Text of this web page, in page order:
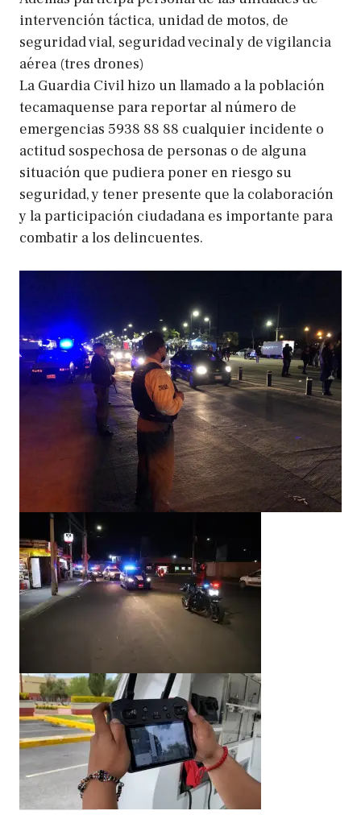
intervención táctica, unidad de motos, de
seguridad vial, seguridad vecinal y de vigilancia
aérea (tres drones)
La Guardia Civil hizo un llamado a la población
tecamaquense para reportar al número de
emergencias 5938 88 88 cualquier incidente o
actitud sospechosa de personas o de alguna
situación que pudiera poner en riesgo su
seguridad, y tener presente que la colaboración
y la participación ciudadana es importante para
combatir a los delincuentes.